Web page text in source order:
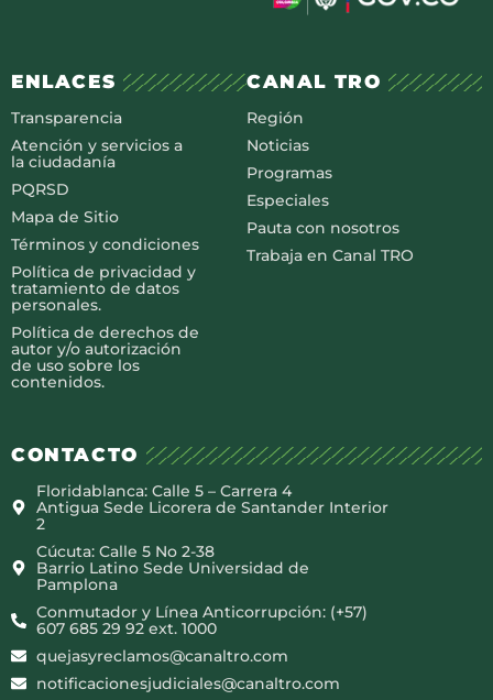
ENLACES
Transparencia
Atención y servicios a
la ciudadanía
PQRSD
Mapa de Sitio
Términos y condiciones
Política de privacidad y
tratamiento de datos
personales.
Política de derechos de
autor y/o autorización
de uso sobre los
contenidos.
CANAL TRO
Región
Noticias
Programas
Especiales
Pauta con nosotros
Trabaja en Canal TRO
CONTACTO
Floridablanca: Calle 5 – Carrera 4
Antigua Sede Licorera de Santander Interior
2
Cúcuta: Calle 5 No 2-38
Barrio Latino Sede Universidad de
Pamplona
Conmutador y Línea Anticorrupción: (+57)
607 685 29 92 ext. 1000
quejasyreclamos@canaltro.com
notificacionesjudiciales@canaltro.com